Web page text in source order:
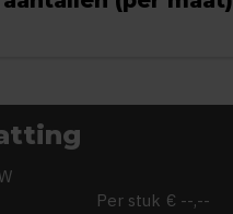
Per stuk € --,--